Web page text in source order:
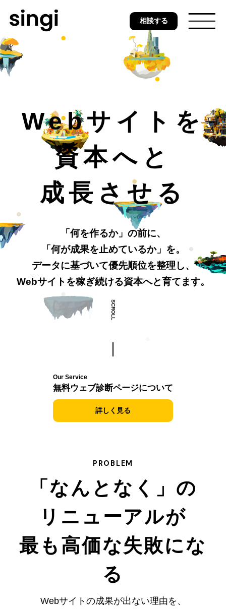
main
content
無料ウェブ診断
サービス
シンギについて
プライバシーポリシー
相談する
Webサイトを
資本へと
成長させる
「何を作るか」の前に、
「何が成果を止めているか」を。
データに基づいて優先順位を整理し、
Webサイトを稼ぎ続ける資本へと育てます。
SCROLL
Our Service
無料ウェブ診断ページについて
詳しく見る
PROBLEM
「なんとなく」の
リニューアルが
最も高価な失敗にな
る
Webサイトの成果が出ない理由を、